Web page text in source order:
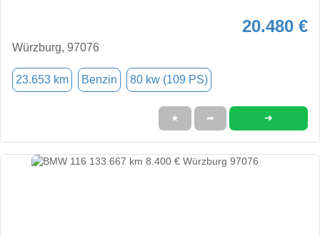
20.480 €
Würzburg, 97076
23.653 km Benzin 80 kw (109 PS)
★ ➦ ➜